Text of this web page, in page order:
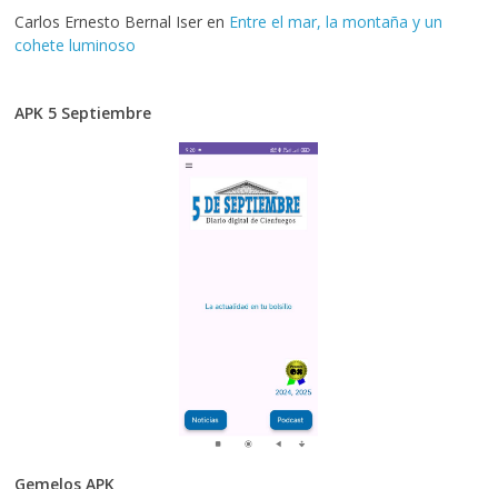
Carlos Ernesto Bernal Iser en Entre el mar, la montaña y un
cohete luminoso
APK 5 Septiembre
Gemelos APK